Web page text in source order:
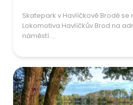
Skatepark v Havlíčkově Brodě se
Lokomotiva Havlíčkův Brod na
náměstí. ...